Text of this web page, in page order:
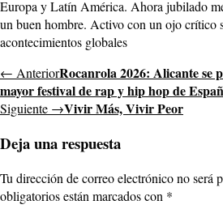
Europa y Latín América. Ahora jubilado
un buen hombre. Activo con un ojo crítico
acontecimientos globales
← AnteriorRocanrola 2026: Alicante se
mayor festival de rap y hip hop de
Siguiente →Vivir Más, Vivir Peor
Deja una respuesta
Tu dirección de correo electrónico no será
obligatorios están marcados con *